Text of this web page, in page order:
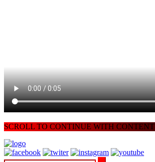
SCROLL TO CONTINUE WITH CONTENT